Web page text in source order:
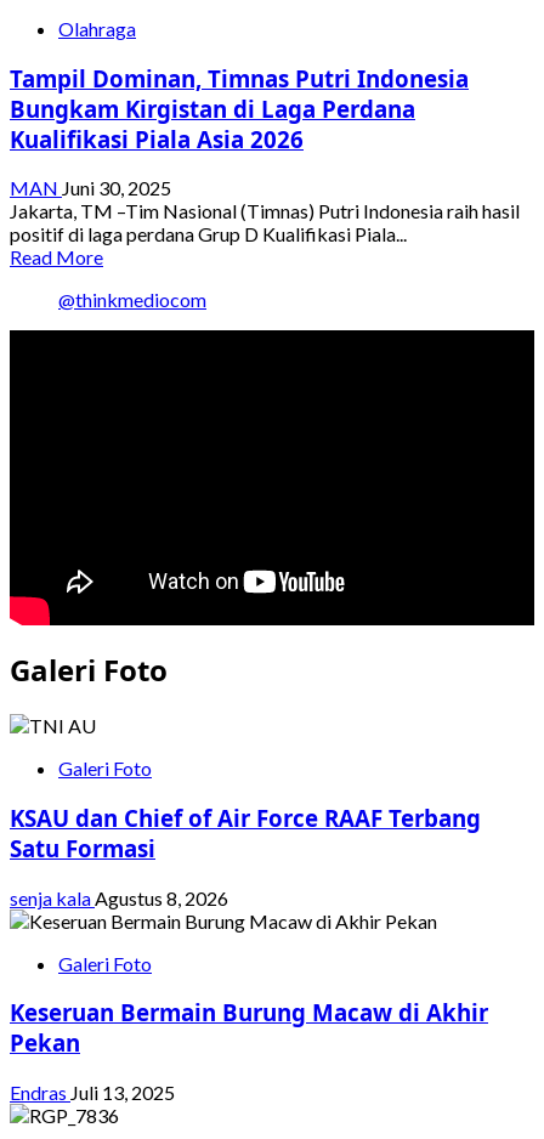
Olahraga
Tampil Dominan, Timnas Putri Indonesia
Bungkam Kirgistan di Laga Perdana
Kualifikasi Piala Asia 2026
MAN Juni 30, 2025
Jakarta, TM –Tim Nasional (Timnas) Putri Indonesia raih hasil
positif di laga perdana Grup D Kualifikasi Piala...
Read MoreRead
about
Tampil
2026
@thinkmediocom
Galeri Foto
Galeri Foto
KSAU dan Chief of Air Force RAAF Terbang
Satu Formasi
senja kala Agustus 8, 2026
Galeri Foto
Keseruan Bermain Burung Macaw di Akhir
Pekan
Endras Juli 13, 2025